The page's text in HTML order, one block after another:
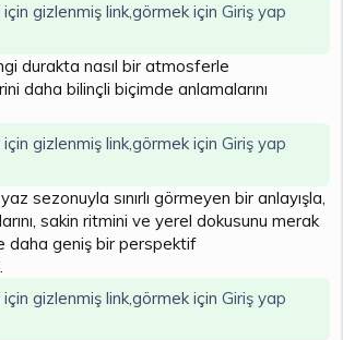
gizlenmiş link,görmek için Giriş yap
durakta nasıl bir atmosferle
daha bilinçli biçimde anlamalarını
gizlenmiş link,görmek için Giriş yap
sezonuyla sınırlı görmeyen bir anlayışla,
sakin ritmini ve yerel dokusunu merak
daha geniş bir perspektif
gizlenmiş link,görmek için Giriş yap